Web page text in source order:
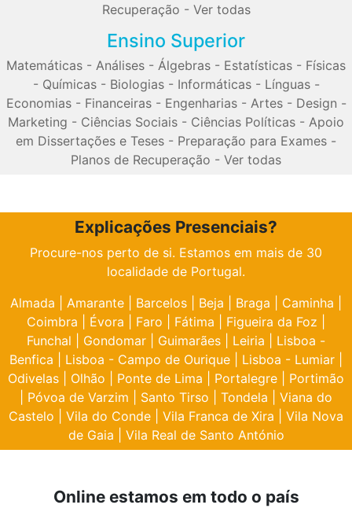
Recuperação - Ver todas
Ensino Superior
Matemáticas - Análises - Álgebras - Estatísticas - Físicas
- Químicas- Biologias- Informáticas- Línguas-
Economias- Financeiras- Engenharias- Artes- Design -
Marketing - Ciências Sociais - Ciências Políticas - Apoio
em Dissertações e Teses - Preparação para Exames -
Planos de Recuperação - Ver todas
Explicações Presenciais?
Procure-nos perto de si. Estamos em mais de 30
localidade de Portugal.
Almada
Amarante Barcelos Beja Braga Caminha
Coimbra
Évora Faro Fátima Figueira da Foz
Funchal
Gondomar Guimarães Leiria
Lisboa -
Benfica
Lisboa - Campo de Ourique Lisboa - Lumiar
Odivelas
Olhão Ponte de Lima Portalegre
Portimão
Póvoa de Varzim Santo Tirso Tondela
Viana do
Castelo
Vila do Conde Vila Franca de Xira
Vila Nova
de Gaia
Vila Real de Santo António
Online estamos em todo o país